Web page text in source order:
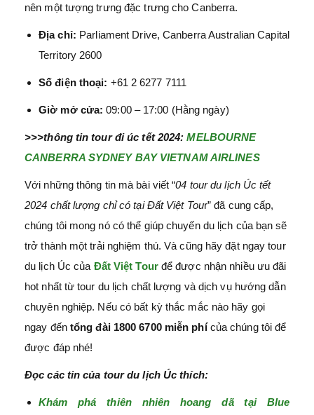
nên một tượng trưng đặc trưng cho Canberra.
Địa chỉ: Parliament Drive, Canberra Australian Capital
Territory 2600
Số điện thoại: +61 2 6277 7111
Giờ mở cửa: 09:00 – 17:00 (Hằng ngày)
>>>thông tin tour đi úc tết 2024: MELBOURNE
CANBERRA SYDNEY BAY VIETNAM AIRLINES
Với những thông tin mà bài viết “04 tour du lịch Úc tết
2024 chất lượng chỉ có tại Đất Việt Tour” đã cung cấp,
chúng tôi mong nó có thể giúp chuyến du lịch của bạn sẽ
trở thành một trải nghiệm thú. Và cũng hãy đặt ngay tour
du lịch Úc của Đất Việt Tour để được nhận nhiều ưu đãi
hot nhất từ tour du lịch chất lượng và dịch vụ hướng dẫn
chuyên nghiệp. Nếu có bất kỳ thắc mắc nào hãy gọi
ngay đến tổng đài 1800 6700 miễn phí của chúng tôi để
được đáp nhé!
Đọc các tin của tour du lịch Úc thích:
Khám phá thiên nhiên hoang dã tại Blue